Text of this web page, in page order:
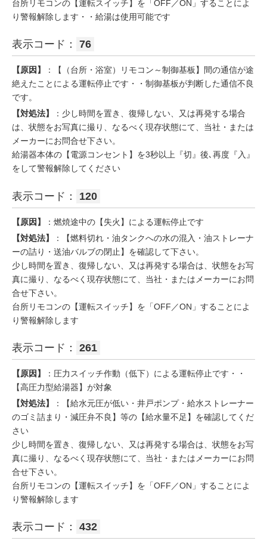
台所リモコンの【運転スイッチ】を「OFF／ON」することによ
り警報解除します・・給湯は使用可能です
表示コード： 76
【原因】
：【（台所・浴室）リモコン～制御基板】間の通信が途
絶えたことによる運転停止です・・制御基板が判断した通信不良
です。
【対処法】
：少し時間を置き、復帰しない、又は再発する場合
は、状態をお写真に撮り、なるべく現存状態にて、当社・または
メーカーにお問合せ下さい。
給湯器本体の【電源コンセント】を3秒以上『切』後､再度『入』
をして警報解除してください
表示コード： 120
【原因】
：燃焼途中の【失火】による運転停止です
【対処法】
：【燃料切れ・油タンクへの水の混入・油ストレーナ
ーの詰り・送油バルブの閉止】を確認して下さい。
少し時間を置き、復帰しない、又は再発する場合は、状態をお写
真に撮り、なるべく現存状態にて、当社・またはメーカーにお問
合せ下さい。
台所リモコンの【運転スイッチ】を「OFF／ON」することによ
り警報解除します
表示コード： 261
【原因】
：圧力スイッチ作動（低下）による運転停止です・・
【高圧力型給湯器】が対象
【対処法】
：【給水元圧が低い・井戸ポンプ・給水ストレーナー
のゴミ詰まり・減圧弁不良】等の【給水量不足】を確認してくだ
さい
少し時間を置き、復帰しない、又は再発する場合は、状態をお写
真に撮り、なるべく現存状態にて、当社・またはメーカーにお問
合せ下さい。
台所リモコンの【運転スイッチ】を「OFF／ON」することによ
り警報解除します
表示コード： 432